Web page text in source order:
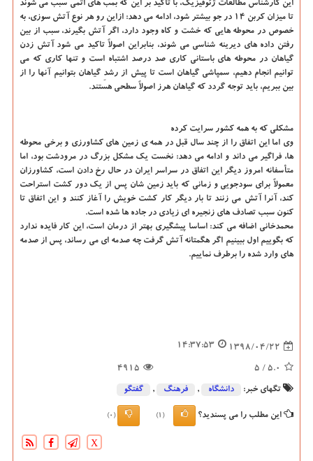
این كارشناس مطالعات ژئوفیزیك، با تاكید بر این كه بمب های اتمی سبب می شوند
تا میزان كربن ۱۴ در جو بیشتر شود، ادامه می دهد: ازاین رو هر نوع آتش سوزی، به
خصوص در محوطه هایی كه خشت و كاه وجود دارد، اگر آتش بگیرند، سبب از بین
رفتن داده های دیرینه شناسی می شوند، بنابراین اصولاً تاكید می شود آتش زدن
گیاهان در محوطه های باستانی كاری صد درصد اشتباه است و تنها كاری كه می
توانیم انجام دهیم، سمپاشی گیاهان است تا پیش از رشدِ گیاهان بتوانیم آنها را از
بین ببریم، باید توجه گردد كه گیاهان هرز اصولاً سطحی هستند.
مشكلی كه به همه كشور سرایت كرده
وی اما این اتفاق را از چند سال قبل در همه ی زمین های كشاورزی و برخی محوطه
ها، فراگیر می داند و ادامه می دهد: نخست یك مشكل بزرگ در مرودشت بود، اما
متأسفانه امروز دیگر این اتفاق در سراسر ایران در حال رخ دادن است، كشاورزان
معمولاً برای سودجویی و زمانی كه باید زمین شان پس از یك دور كشت استراحت
كند، آنرا آتش می زنند تا بار دیگر كار كشت خویش را آغاز كنند و این اتفاق تا
كنون سبب تصادف های زنجیره ای زیادی در جاده ها شده است.
محمدخانی اضافه می كند: اساسا پیشگیری بهتر از درمان است، این كار فایده ندارد
كه بگوییم اول ببینیم اگر هگمتانه آتش گرفت چه صدمه ای می رساند، پس از صدمه
های وارد شده را برطرف نماییم.
1398/04/22
14:37:53
5.0
/ 5
4915
تگهای خبر: دانشگاه‌ , فرهنگ , گفتگو
این مطلب را می پسندید؟ (1)
(0)
X